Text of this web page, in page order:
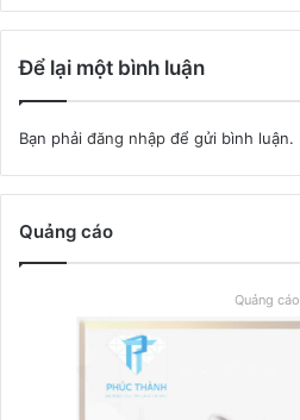
Để lại một bình luận
Bạn phải đăng nhập để gửi bình luận.
Quảng cáo
Quảng cáo